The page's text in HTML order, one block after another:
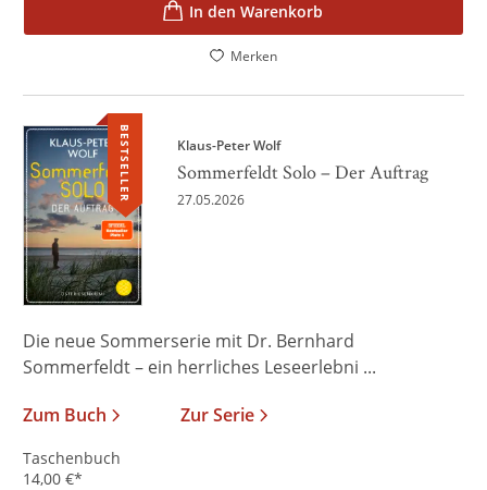
In den Warenkorb
Merken
BESTSELLER Klaus-Peter Wolf
Sommerfeldt Solo – Der Auftrag
27.05.2026
Die neue Sommerserie mit Dr. Bernhard
Sommerfeldt – ein herrliches Leseerlebni ...
Zum Buch
Zur Serie
Taschenbuch
14,00 €*